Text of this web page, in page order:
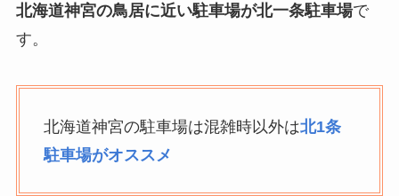
北海道神宮の鳥居に近い駐車場が北一条駐車場で
す。
北海道神宮の駐車場は混雑時以外は北1条
駐車場がオススメ